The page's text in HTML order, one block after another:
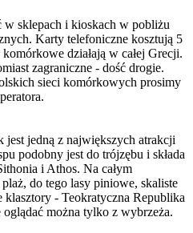
sklepach i kioskach w pobliżu
Karty telefoniczne kosztują 5
działają w całej Grecji.
zagraniczne - dość drogie.
sieci komórkowych prosimy
jest jedną z największych atrakcji
podobny jest do trójzębu i składa
i Athos. Na całym
do tego lasy piniowe, skaliste
- Teokratyczna Republika
można tylko z wybrzeża.